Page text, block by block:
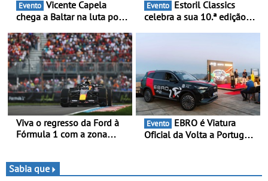
Evento
chega a Baltar na luta por
Piloto de Beja disputa a 3ª
ronda do RMC Portugal
com ambição renovada de
regressar ao pódio
Evento
celebra a sua 10.ª edição
Viva o regresso da Ford à
Fórmula 1 com a zona
Ford Fan Zone com um
Evento
Oficial da Volta a Portugal
Sabia que